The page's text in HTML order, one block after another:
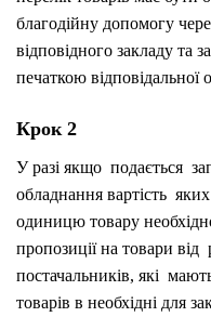
благодійну допомогу
відповідного закладу та
печаткою
Крок 2
У разі якщо подається
обладнання вартість
одиницю товару
пропозиції на товари від
постачальників, які
товарів в необхідні для